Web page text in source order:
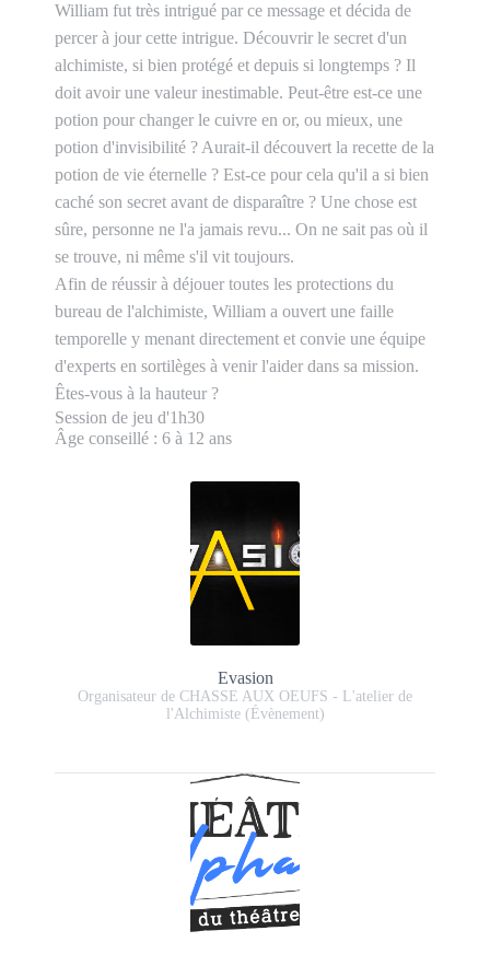
William fut très intrigué par ce message et décida de
percer à jour cette intrigue. Découvrir le secret d'un
alchimiste, si bien protégé et depuis si longtemps ? Il
doit avoir une valeur inestimable. Peut-être est-ce une
potion pour changer le cuivre en or, ou mieux, une
potion d'invisibilité ? Aurait-il découvert la recette de la
potion de vie éternelle ? Est-ce pour cela qu'il a si bien
caché son secret avant de disparaître ? Une chose est
sûre, personne ne l'a jamais revu... On ne sait pas où il
se trouve, ni même s'il vit toujours.
Afin de réussir à déjouer toutes les protections du
bureau de l'alchimiste, William a ouvert une faille
temporelle y menant directement et convie une équipe
d'experts en sortilèges à venir l'aider dans sa mission.
Êtes-vous à la hauteur ?
Session de jeu d'1h30
Âge conseillé : 6 à 12 ans
Evasion
Organisateur de CHASSE AUX OEUFS - L'atelier de
l'Alchimiste (Évènement)